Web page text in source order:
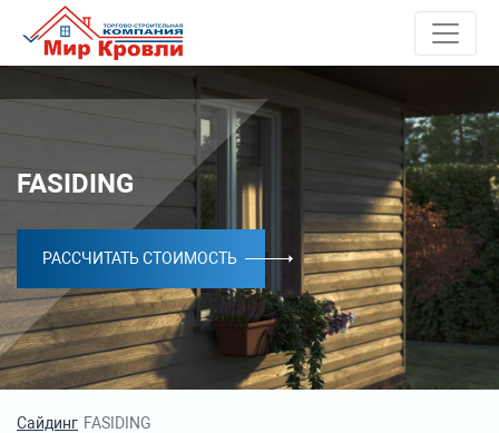
FASIDING
РАССЧИТАТЬ СТОИМОСТЬ
Сайдинг FASIDING